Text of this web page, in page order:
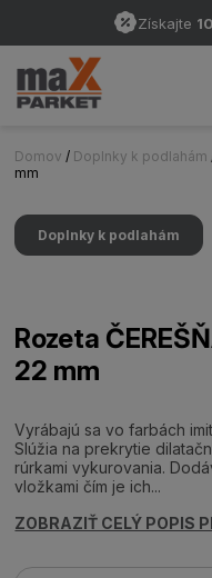
Získajte
Domov / Doplnky k podlahám
mm
Doplnky k podlahám
Rozeta
22 mm
Vyrábajú sa vo farbách
Slúžia na prekrytie
rúrkami vykurovania.
vložkami čím je ich...
ZOBRAZIŤ CELÝ POPIS